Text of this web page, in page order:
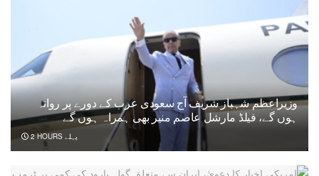
وزیراعظم شہباز شریف آج سعودی عرب کے دورے پر روانہ
ہوں گے، فیلڈ مارشل عاصم منیر بھی ہمراہ ہوں گے
2 HOURS پہلے